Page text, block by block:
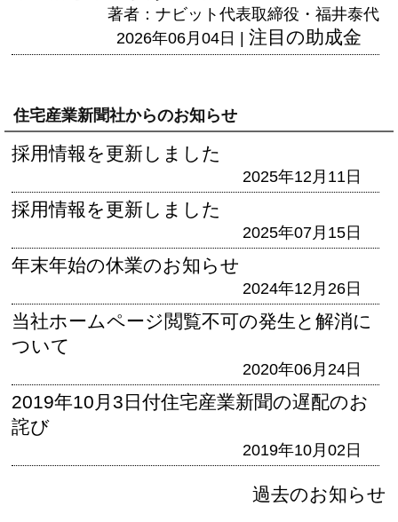
著者：ナビット代表取締役・福井泰代
2026年06月04日 | 注目の助成金
住宅産業新聞社からのお知らせ
採用情報を更新しました
2025年12月11日
採用情報を更新しました
2025年07月15日
年末年始の休業のお知らせ
2024年12月26日
当社ホームページ閲覧不可の発生と解消に
ついて
2020年06月24日
2019年10月3日付住宅産業新聞の遅配のお
詫び
2019年10月02日
過去のお知らせ